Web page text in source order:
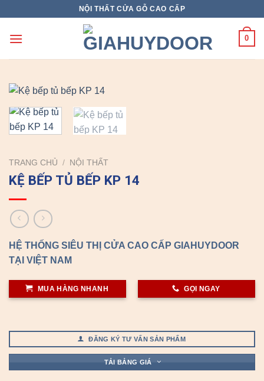
content
NỘI THẤT CỬA GỖ CAO CẤP
0
TRANG CHỦ / NỘI THẤT
KỆ BẾP TỦ BẾP KP 14
HỆ THỐNG SIÊU THỊ CỬA CAO CẤP GIAHUYDOOR
TẠI VIỆT NAM
MUA HÀNG NHANH GỌI NGAY
ĐĂNG KÝ TƯ VẤN SẢN PHẨM
TẢI BẢNG GIÁ